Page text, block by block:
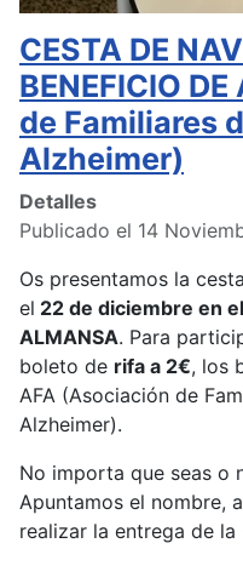
CESTA DE
BENEFICIO
de Familiares
Alzheimer)
Detalles
Publicado el 14
Os presentamos la
el 22 de diciembre en
ALMANSA. Para
boleto de rifa a 2€, los
AFA (Asociación de
Alzheimer).
No importa que seas o
Apuntamos el nombre,
realizar la entrega de